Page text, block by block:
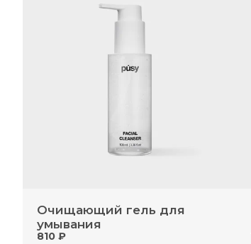
Очищающий гель для
умывания
810 ₽